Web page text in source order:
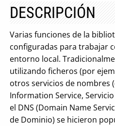
DESCRIPCIÓN
Varias funciones de la
configuradas para trabajar
entorno local.
utilizando ficheros (por
otros servicios de nombres
Information Service,
el DNS (Domain Name
de Dominio) se hicieron